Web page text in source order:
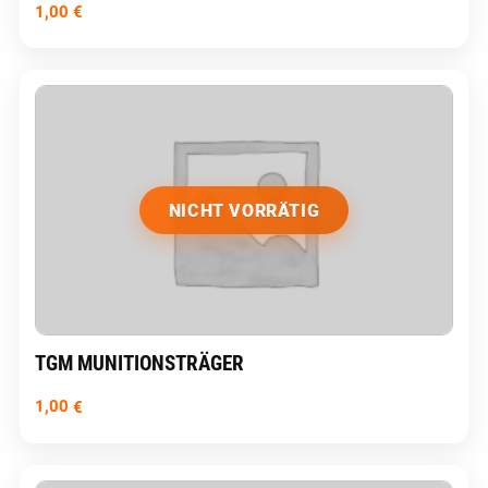
1,00 €
NICHT VORRÄTIG
TGM MUNITIONSTRÄGER
1,00 €